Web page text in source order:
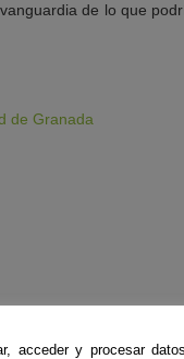
de lo que
de Granada
acceder y procesar datos